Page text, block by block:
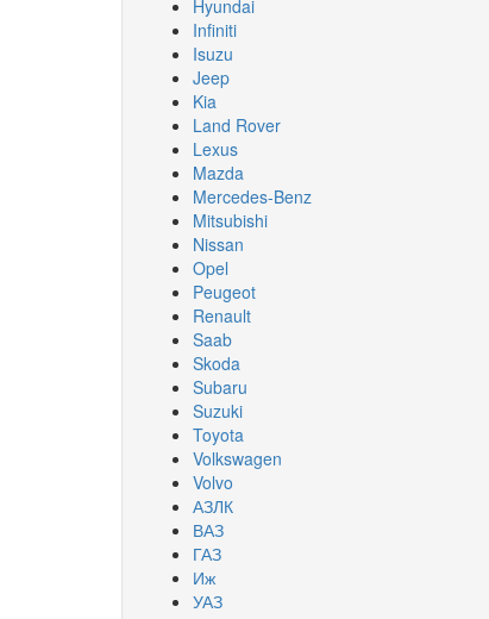
Hyundai
Infiniti
Isuzu
Jeep
Kia
Land Rover
Lexus
Mazda
Mercedes-Benz
Mitsubishi
Nissan
Opel
Peugeot
Renault
Saab
Skoda
Subaru
Suzuki
Toyota
Volkswagen
Volvo
АЗЛК
ВАЗ
ГАЗ
Иж
УАЗ